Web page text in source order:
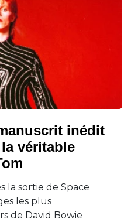
inédit
véritable
la sortie de Space
les plus
de David Bowie